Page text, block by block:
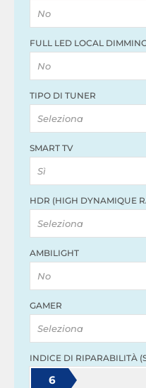
No
FULL LED LOCAL
No
TIPO DI TUNER
Seleziona
SMART TV
Sì
HDR (HIGH DYNAMIQUE
Seleziona
AMBILIGHT
No
GAMER
Seleziona
INDICE DI RIPARABILITÀ
6